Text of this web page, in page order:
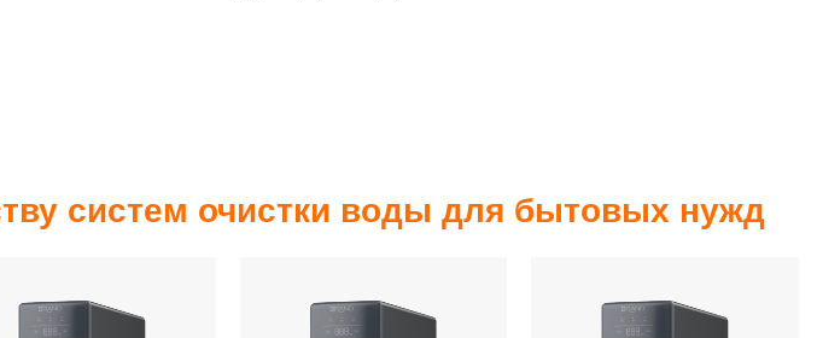
систем очистки воды для бытовых нужд